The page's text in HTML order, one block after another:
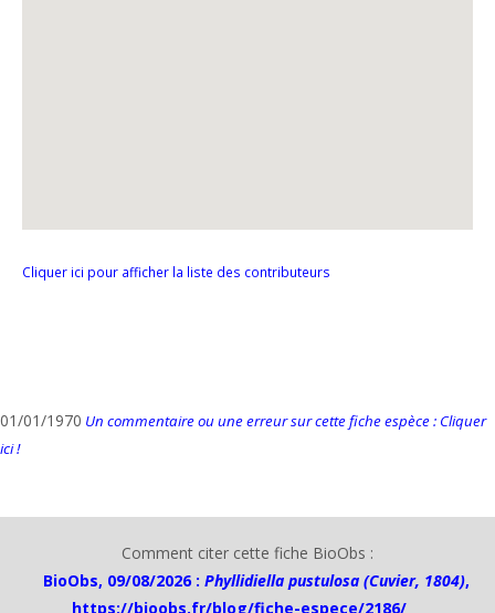
Cliquer ici pour afficher la liste des contributeurs
01/01/1970 Un commentaire ou une erreur sur cette fiche espèce : Cliquer
ici !
Comment citer cette fiche BioObs :
BioObs, 09/08/2026 : Phyllidiella pustulosa (Cuvier, 1804),
https://bioobs.fr/blog/fiche-espece/2186/